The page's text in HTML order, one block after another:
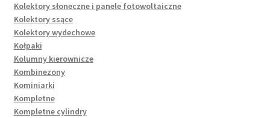
Kolektory słoneczne i panele fotowoltaiczne
Kolektory ssące
Kolektory wydechowe
Kołpaki
Kolumny kierownicze
Kombinezony
Kominiarki
Kompletne
Kompletne cylindry